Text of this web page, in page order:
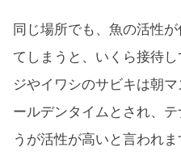
同じ場所でも、魚の活性
てしまうと、いくら接待
ジやイワシのサビキは朝
ールデンタイムとされ、
うが活性が高いと言われま